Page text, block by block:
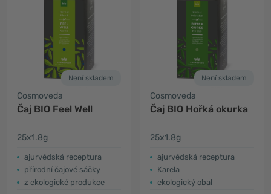
Není skladem
Cosmoveda
Čaj BIO Feel Well
25x1.8g
ajurvédská receptura
přírodní čajové sáčky
z ekologické produkce
Není skladem
Cosmoveda
Čaj BIO Hořká okurka
25x1.8g
ajurvédská receptura
Karela
ekologický obal